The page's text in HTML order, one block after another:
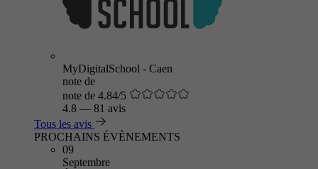
MyDigitalSchool - Caen
note de
note de 4.84/5
4.8 — 81 avis
Tous les avis
PROCHAINS ÉVÈNEMENTS
09
Septembre